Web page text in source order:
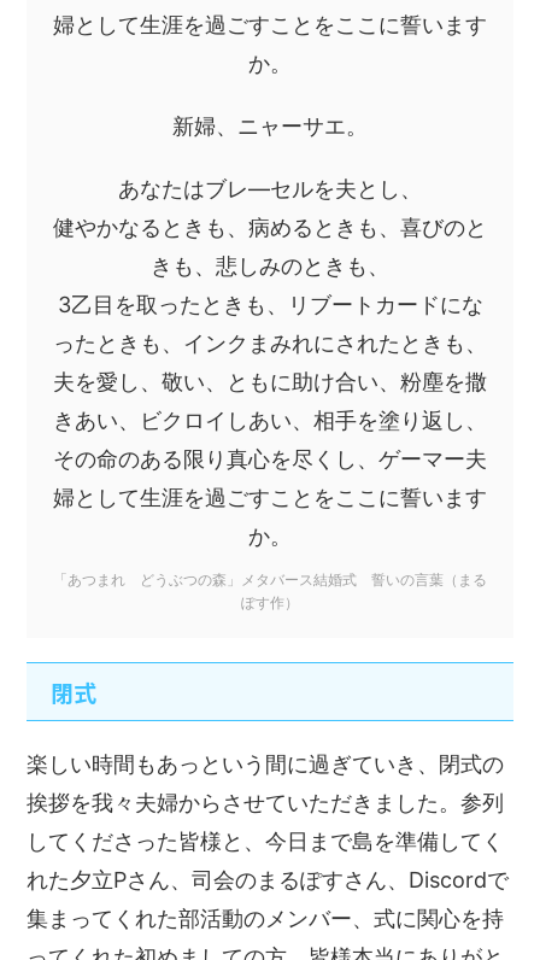
婦として生涯を過ごすことをここに誓います
か。
新婦、ニャーサエ。
あなたはブレ―セルを夫とし、
健やかなるときも、病めるときも、喜びのと
きも、悲しみのときも、
3乙目を取ったときも、リブートカードにな
ったときも、インクまみれにされたときも、
夫を愛し、敬い、ともに助け合い、粉塵を撒
きあい、ビクロイしあい、相手を塗り返し、
その命のある限り真心を尽くし、ゲーマー夫
婦として生涯を過ごすことをここに誓います
か。
「あつまれ どうぶつの森」メタバース結婚式 誓いの言葉（まる
ぽす作）
閉式
楽しい時間もあっという間に過ぎていき、閉式の
挨拶を我々夫婦からさせていただきました。参列
してくださった皆様と、今日まで島を準備してく
れた夕立Pさん、司会のまるぽすさん、Discordで
集まってくれた部活動のメンバー、式に関心を持